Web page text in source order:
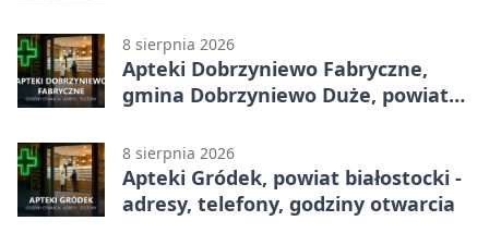
8 sierpnia 2026
Apteki Dobrzyniewo Fabryczne,
gmina Dobrzyniewo Duże, powiat
godziny otwarcia
8 sierpnia 2026
Apteki Gródek, powiat białostocki -
adresy, telefony, godziny otwarcia